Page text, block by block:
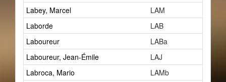
Labey, Marcel
LAM
Laborde
LAB
Laboureur
LABa
Laboureur, Jean-Émile
LAJ
Labroca, Mario
LAMb